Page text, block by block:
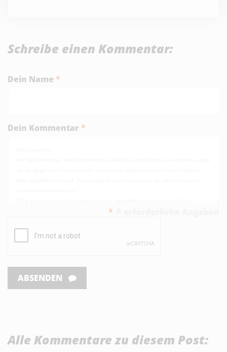
Schreibe einen Kommentar:
Dein Name *
Dein Kommentar *
*
ABSENDEN
Alle Kommentare zu diesem Post: